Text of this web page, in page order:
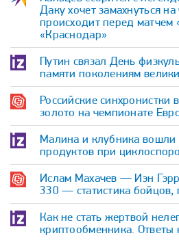
Даку хочет замахнуться
происходит перед матчем
«Краснодар»
Путин связал День
памяти поколениям
Российские синхронистки
золото на чемпионате
Малина и клубника вошли
продуктов при
Ислам Махачев — Иэн
330 — статистика бойцов,
Как не стать жертвой
криптообменника. Ответы